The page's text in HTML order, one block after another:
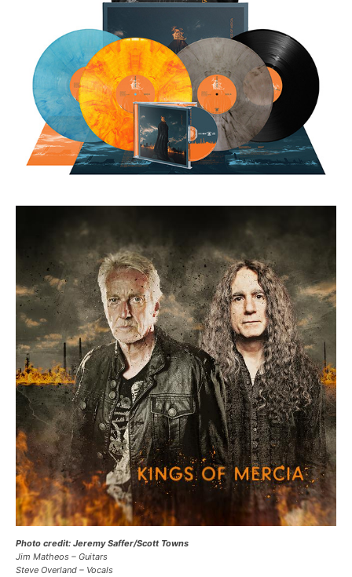
Photo credit: Jeremy Saffer/Scott Towns
Jim Matheos – Guitars
Steve Overland – Vocals